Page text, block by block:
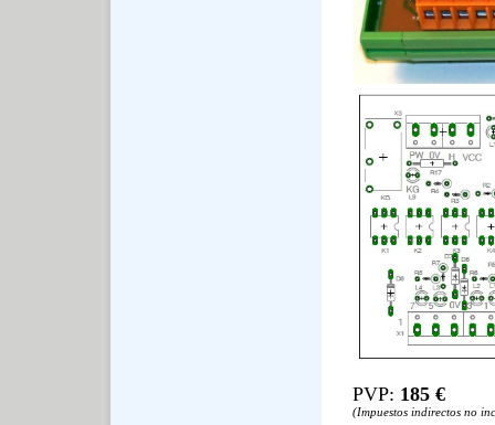
PVP: 185€
(Impuestos indirectos no